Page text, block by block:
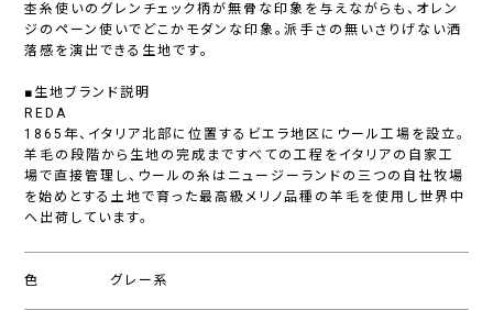
杢糸使いのグレンチェック柄が無骨な印象を与えながらも、オレン
ジのペーン使いでどこかモダンな印象。派手さの無いさりげない洒
落感を演出できる生地です。
■生地ブランド説明
REDA
1865年、イタリア北部に位置するビエラ地区にウール工場を設立。
羊毛の段階から生地の完成まですべての工程をイタリアの自家工
場で直接管理し、ウールの糸はニュージーランドの三つの自社牧場
を始めとする土地で育った最高級メリノ品種の羊毛を使用し世界中
へ出荷しています。
色 グレー系